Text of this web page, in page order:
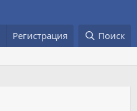
Регистрация Поиск